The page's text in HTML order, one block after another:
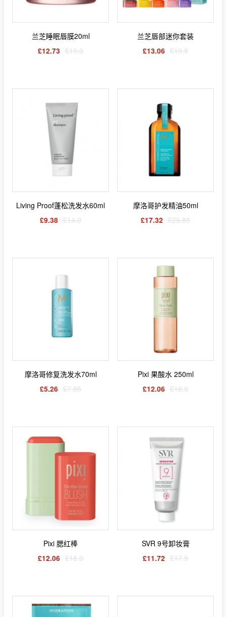
兰芝睡眠唇膜20ml
£12.73 £19.0
兰芝唇部迷你套装
£13.06 £19.5
Living Proof蓬松洗发水60ml
£9.38 £14.0
摩洛哥护发精油50ml
£17.32 £25.85
摩洛哥修复洗发水70ml
£5.26 £7.85
Pixi 果酸水 250ml
£12.06 £18.0
Pixi 腮红棒
£12.06 £18.0
SVR 9号卸妆膏
£11.72 £17.5